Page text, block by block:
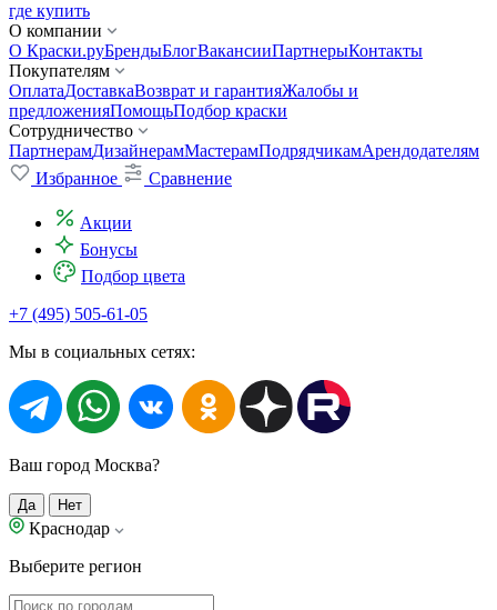
где купить
О компании
О Краски.руБрендыБлогВакансииПартнерыКонтакты
Покупателям
ОплатаДоставкаВозврат и гарантияЖалобы и
предложенияПомощьПодбор краски
Сотрудничество
ПартнерамДизайнерамМастерамПодрядчикамАрендодателям
Избранное
Сравнение
Акции
Бонусы
Подбор цвета
+7 (495) 505-61-05
Мы в социальных сетях:
Ваш город Москва?
Да Нет
Краснодар
Выберите регион